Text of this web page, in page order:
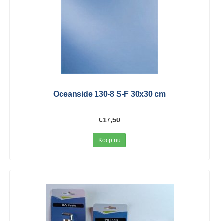
Oceanside 130-8 S-F 30x30 cm
€17,50
Koop nu